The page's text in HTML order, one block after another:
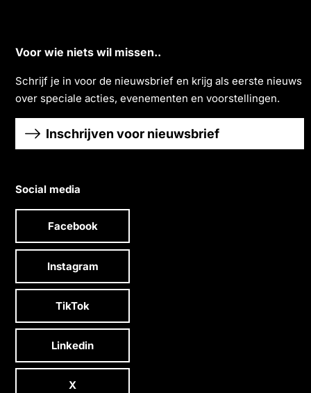
Voor wie niets wil missen..
Schrĳf je in voor de nieuwsbrief en krĳg als eerste nieuws
over speciale acties, evenementen en voorstellingen.
Inschrijven voor nieuwsbrief
Social media
Facebook
Instagram
TikTok
Linkedin
X